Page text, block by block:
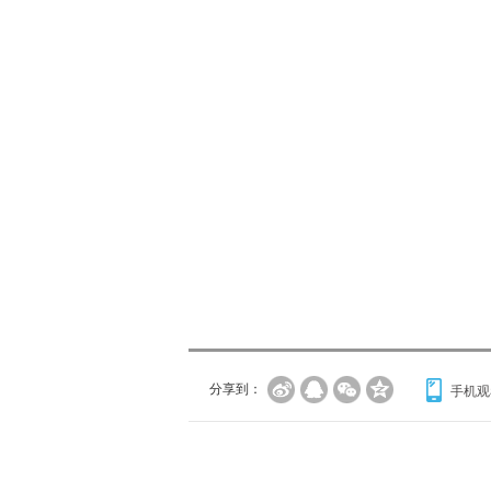
分享到： 手机